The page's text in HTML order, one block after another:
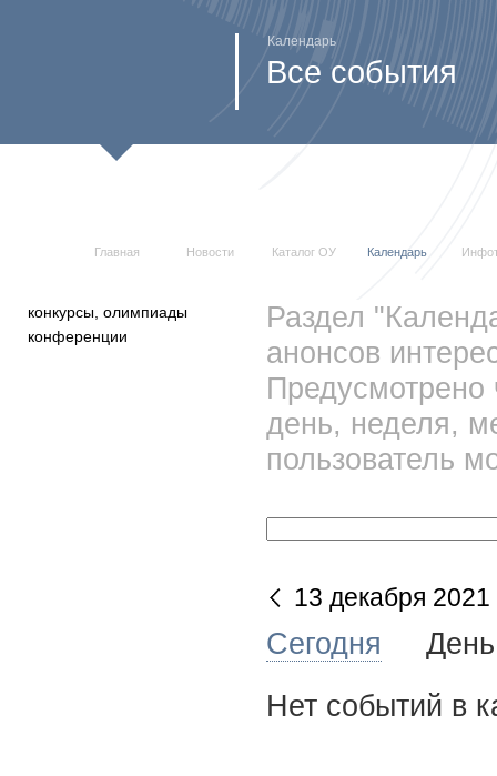
Главная Новости Каталог ОУ Календарь
Все события
Календарь
конкурсы, олимпиады
конференции
Раздел
анонсов
день, неделя,
пользователь
13 декабря
Сегодня
Нет событий в